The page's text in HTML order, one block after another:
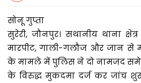
सोनू गुप्ता
सुरेरी, जौनपुर। सथानीय थाना
मारपीट, गाली-गलौज और जान से
के मामले में पुलिस ने दो नामजद समेत
के विरुद्ध मुकदमा दर्ज कर जांच